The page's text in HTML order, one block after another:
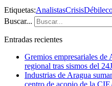
Etiquetas:AnalistasCrisisDébil
Buscar...
Entradas recientes
Gremios empresariales de
regional tras sismos del 24J
Industrias de Aragua
centro de acopio de la